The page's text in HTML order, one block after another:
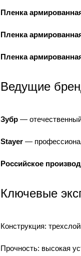
Пленка
Пленка
Пленка
Ведущие
Зубр —
Stayer —
Российское
Ключевые
Конструкция:
Прочность: высокая